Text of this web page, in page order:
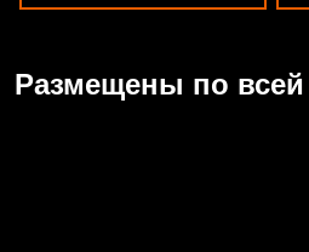
Размещены по всей